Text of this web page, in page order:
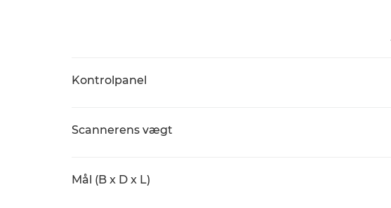
Kontrolpanel
Scannerens vægt
Mål (B x D x L)